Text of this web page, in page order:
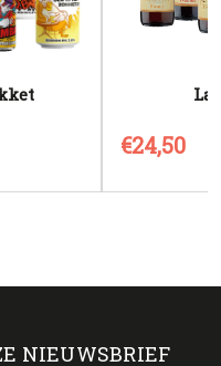
La
€24,50
NIEUWSBRIEF